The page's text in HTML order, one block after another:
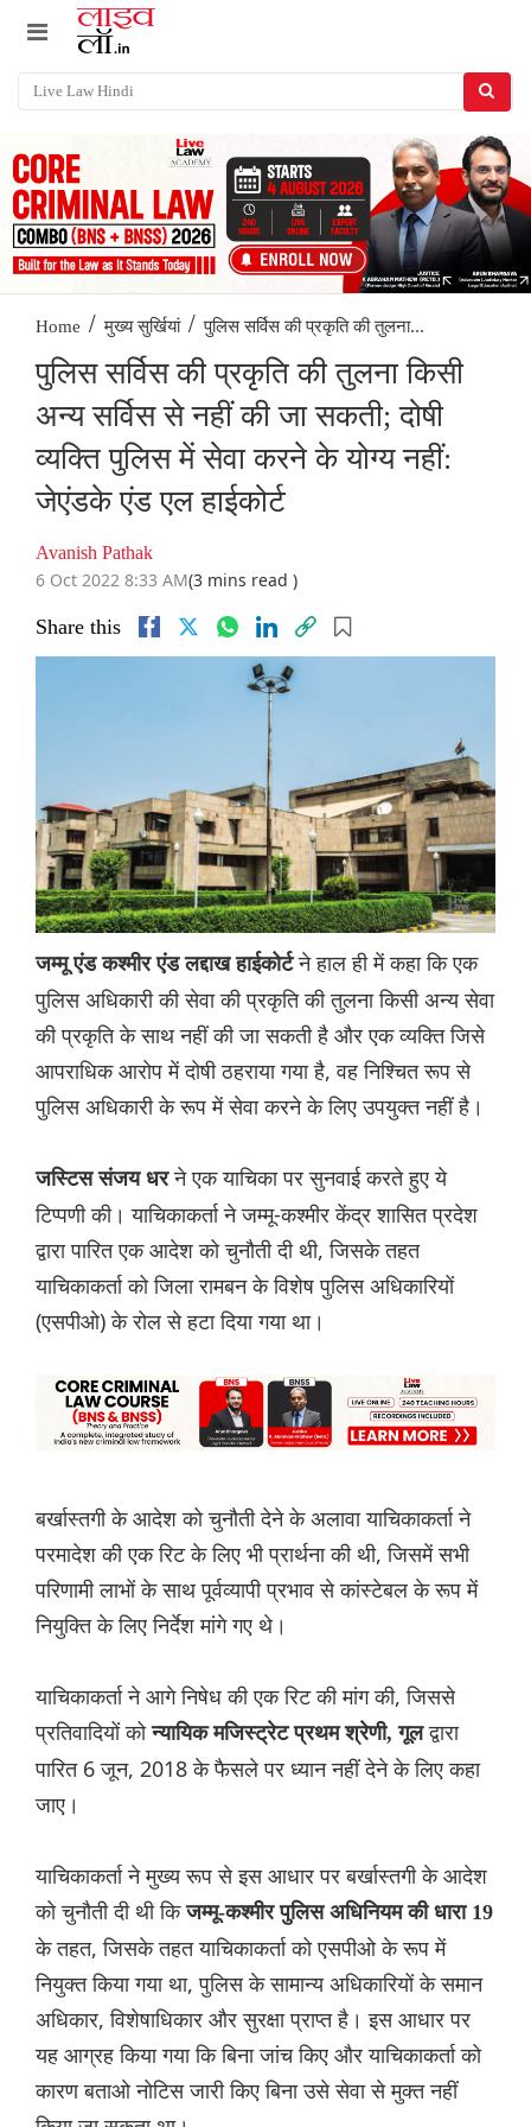
Home / मुख्य सुर्खियां / पुलिस सर्विस की प्रकृति की तुलना...
पुलिस सर्विस की प्रकृति की तुलना किसी
अन्य सर्विस से नहीं की जा सकती; दोषी
व्यक्ति पुलिस में सेवा करने के योग्य नहीं:
जेएंडके एंड एल हाईकोर्ट
Avanish Pathak
6 Oct 2022 8:33 AM(3 mins read )
Share this
जम्मू एंड कश्मीर एंड लद्दाख हाईकोर्टने हाल ही में कहा कि एक
पुलिस अधिकारी की सेवा की प्रकृति की तुलना किसी अन्य सेवा
की प्रकृति के साथ नहीं की जा सकती है और एक व्यक्ति जिसे
आपराधिक आरोप में दोषी ठहराया गया है, वह निश्चित रूप से
पुलिस अधिकारी के रूप में सेवा करने के लिए उपयुक्त नहीं है।
जस्टिस संजय धरने एक याचिका पर सुनवाई करते हुए ये
टिप्पणी की। याचिकाकर्ता ने जम्मू-कश्मीर केंद्र शासित प्रदेश
द्वारा पारित एक आदेश को चुनौती दी थी, जिसके तहत
याचिकाकर्ता को जिला रामबन के विशेष पुलिस अधिकारियों
(एसपीओ) के रोल से हटा दिया गया था।
बर्खास्तगी के आदेश को चुनौती देने के अलावा याचिकाकर्ता ने
परमादेश की एक रिट के लिए भी प्रार्थना की थी, जिसमें सभी
परिणामी लाभों के साथ पूर्वव्यापी प्रभाव से कांस्टेबल के रूप में
नियुक्ति के लिए निर्देश मांगे गए थे।
याचिकाकर्ता ने आगे निषेध की एक रिट की मांग की, जिससे
प्रतिवादियों कोन्यायिक मजिस्ट्रेट प्रथम श्रेणी, गूलद्वारा
पारित 6 जून, 2018 के फैसले पर ध्यान नहीं देने के लिए कहा
जाए।
याचिकाकर्ता ने मुख्य रूप से इस आधार पर बर्खास्तगी के आदेश
को चुनौती दी थी किजम्मू-कश्मीर पुलिस अधिनियम की धारा 19
के तहत, जिसके तहत याचिकाकर्ता को एसपीओ के रूप में
नियुक्त किया गया था, पुलिस के सामान्य अधिकारियों के समान
अधिकार, विशेषाधिकार और सुरक्षा प्राप्त है। इस आधार पर
यह आग्रह किया गया कि बिना जांच किए और याचिकाकर्ता को
कारण बताओ नोटिस जारी किए बिना उसे सेवा से मुक्त नहीं